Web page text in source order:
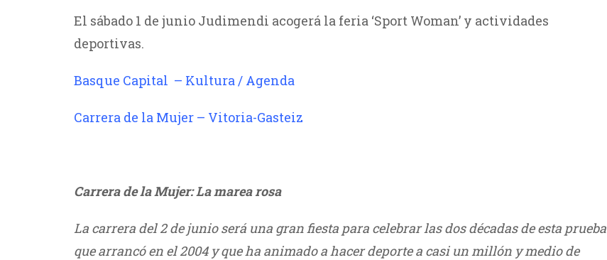
El sábado 1 de junio Judimendi acogerá la feria ‘Sport Woman’ y actividades
deportivas.
Basque Capital – Kultura / Agenda
Carrera de la Mujer – Vitoria-Gasteiz
Carrera de la Mujer: La marea rosa
La carrera del 2 de junio será una gran fiesta para celebrar las dos décadas de esta prueba
que arrancó en el 2004 y que ha animado a hacer deporte a casi un millón y medio de